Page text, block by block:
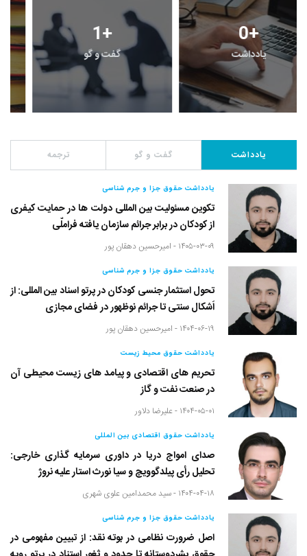
1
گفت و گو
0+
یادداشت
یادداشت گفت و گو ترجمه
یادداشت حقوق جزا و جرم شناسی
تکوین مسئولیت بین المللی دولت ها در حمایت کیفری
از کودکان در برابر جرائم سازمان یافته فراملّی
۱۴۰۵-۰۳-۰۹ - امیرحسین دهقان پور
یادداشت حقوق جزا و جرم شناسی
تحول استثمار جنسی کودکان در پرتو اسناد بین المللی: از
اَشکال سنتی تا جرائم نوظهور در فضای مجازی
۱۴۰۴-۰۶-۱۹ - امیرحسین دهقان پور
یادداشت حقوق محیط زیست
تحریم های اقتصادی و پیامد های زیست محیطی آن
در صنعت نفت و گاز
۱۴۰۴-۰۵-۰۱ - علیرضا دلاور
یادداشت حقوق اقتصادی بین المللی
صدای امواج دریا در داوری سرمایه گذاری خارجی:
تحلیل رأی پیلدگوویچ و سیا نورث استار علیه نروژ
۱۴۰۴-۰۴-۱۸ - سید محمدامین علوی شهری
یادداشت حقوق جزا و جرم شناسی
اصل ضرورت نظامی در بوته نقد: از تبیین مفهومی در